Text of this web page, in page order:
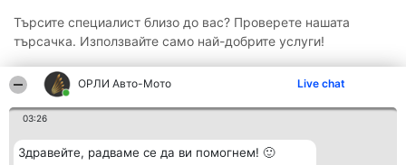
ОРЛИ Aвто-Mото Live chat
03:26
Здравейте, радваме се да ви помогнем! 🙂
Търсите специалист близо до вас? Проверете нашата
търсачка. Използвайте само най-добрите услуги!